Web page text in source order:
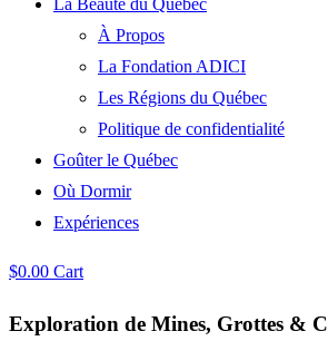
La Beauté du Québec
À Propos
La Fondation ADICI
Les Régions du Québec
Politique de confidentialité
Goûter le Québec
Où Dormir
Expériences
$0.00 Cart
Exploration de Mines, Grottes &